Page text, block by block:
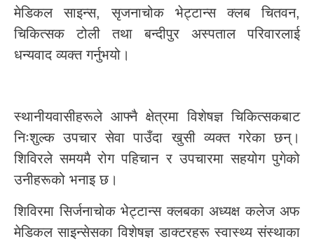
मेडिकल साइन्स, सृजनाचोक भेट्टान्स क्लब चितवन,
चिकित्सक टोली तथा बन्दीपुर अस्पताल परिवारलाई
धन्यवाद व्यक्त गर्नुभयो।
स्थानीयवासीहरूले आफ्नै क्षेत्रमा विशेषज्ञ चिकित्सकबाट
निःशुल्क उपचार सेवा पाउँदा खुसी व्यक्त गरेका छन्।
शिविरले समयमै रोग पहिचान र उपचारमा सहयोग पुगेको
उनीहरूको भनाइ छ।
शिविरमा सिर्जनाचोक भेट्टान्स क्लबका अध्यक्ष कलेज अफ
मेडिकल साइन्सेसका विशेषज्ञ डाक्टरहरू स्वास्थ्य संस्थाका